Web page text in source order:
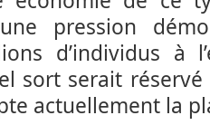
pression
d’individus à
sort serait réservé
actuellement la